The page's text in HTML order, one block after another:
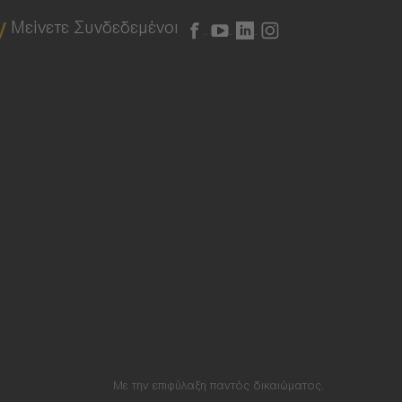
Μείνετε Συνδεδεμένοι
Με την επιφύλαξη παντός δικαιώματος.